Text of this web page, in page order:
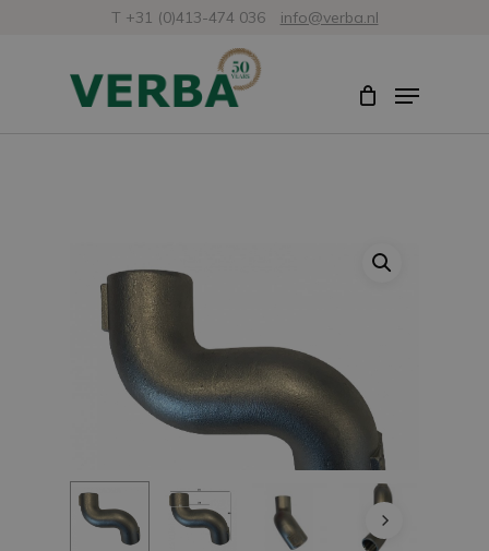
contenido
T +31 (0)413-474 036 info@verba.nl
Menú